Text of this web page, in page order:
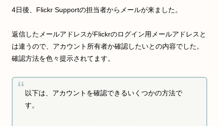
4日後、Flickr Supportの担当者からメールが来ました。
返信したメールアドレスがFlickrのログイン用メールアドレスと
は違うので、アカウント所有者か確認したいとの内容でした。
確認方法を色々提示されてます。
以下は、アカウントを確認できるいくつかの方法で
す。